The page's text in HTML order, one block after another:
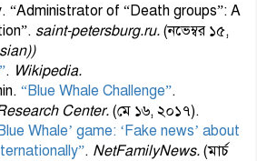
“Administrator of “Death groups”: A
. saint-petersburg.ru. (নভেম্বর ১৫,
. Wikipedia.
“Blue Whale Challenge”.
Center. (মে ১৬, ২০১৭).
Whale’ game: ‘Fake news’ about
. NetFamilyNews. (মার্চ